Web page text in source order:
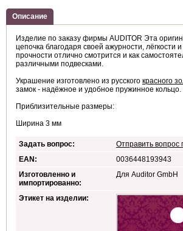
Описание
Изделие по заказу фирмы AUDITOR Эта
цепочка благодаря своей ажурности, лёгкости
прочности отлично смотрится и как
различными подвесками.
Украшение изготовлено из русского красного
замок - надёжное и удобное пружинное кольцо.
Приблизительные размеры:
Ширина 3 мм
Задать вопрос:
Отправить вопрос
EAN:
0036448193943
Изготовленно и
импортированно:
Для Auditor GmbH
Этикет на изделии: